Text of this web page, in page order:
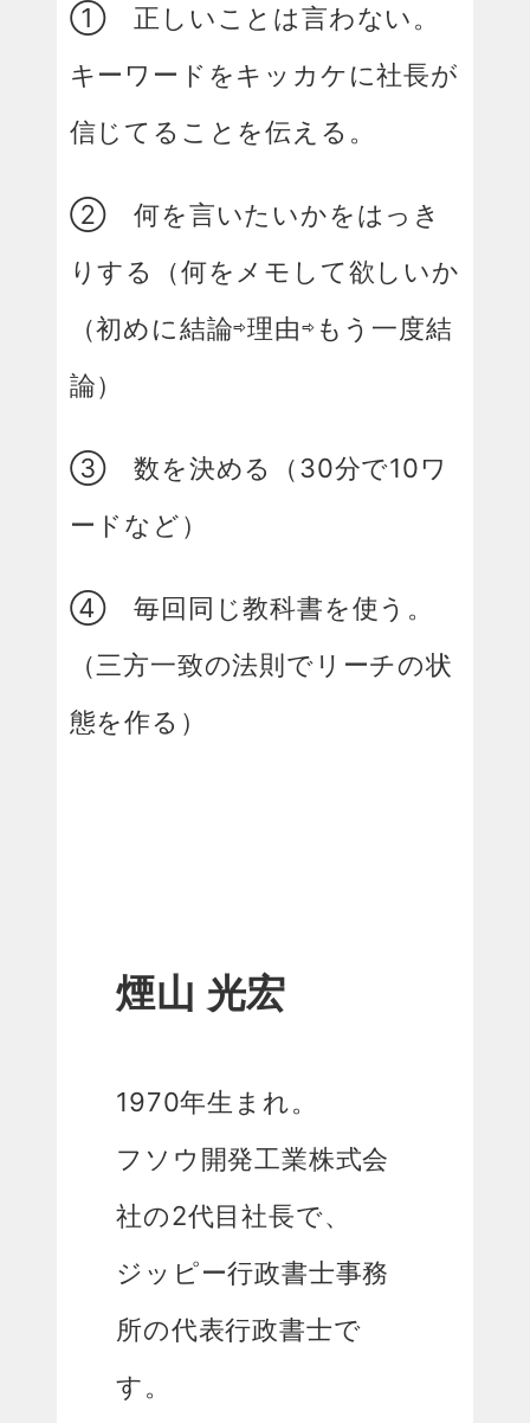
① 正しいことは言わない。
キーワードをキッカケに社長が
信じてることを伝える。
② 何を言いたいかをはっき
りする（何をメモして欲しいか
（初めに結論⇨理由⇨もう一度結
論）
③ 数を決める（30分で10ワ
ードなど）
④ 毎回同じ教科書を使う。
（三方一致の法則でリーチの状
態を作る）
煙山 光宏
1970年生まれ。
フソウ開発工業株式会
社の2代目社長で、
ジッピー行政書士事務
所の代表行政書士で
す。